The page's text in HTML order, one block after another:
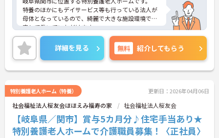
特養のほかにもデイサービス等も行っている法人が
母体となっているので、綺麗で大きな施設環境で安
定して働いていただけます。
興味のある方は是非ご応募ください。
詳細を見る 無料 紹介してもらう
特別養護老人ホーム（特養） 更新日：2026年04月06日
社会福祉法人桜友会ほほえみ福寿の家 社会福祉法人桜友会
【岐阜県／関市】賞与5カ月分♪住宅手当あり★
特別養護老人ホームで介護職員募集！〈正社員〉